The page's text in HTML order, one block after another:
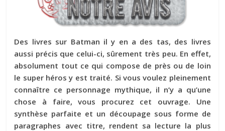
Des livres sur Batman il y en a des tas, des livres
aussi précis que celui-ci, sûrement très peu. En effet,
absolument tout ce qui compose de près ou de loin
le super héros y est traité. Si vous voulez pleinement
connaître ce personnage mythique, il n’y a qu’une
chose à faire, vous procurez cet ouvrage. Une
synthèse parfaite et un découpage sous forme de
paragraphes avec titre, rendent sa lecture la plus